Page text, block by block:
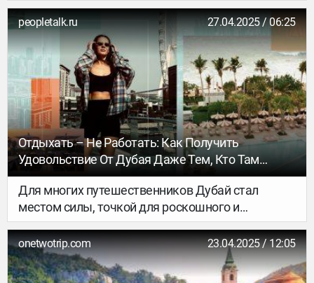
Тунис.
peopletalk.ru 27.04.2025 / 06:25
Отдыхать – Не Работать: Как Получить
Удовольствие От Дубая Даже Тем, Кто Там
Живет
Для многих путешественников Дубай стал
местом силы, точкой для роскошного и
незатейливого отдыха, а для меня – привычным
направлением. Пару лет назад я
визуализировала на карте желаний башню
«Бурдж-Халифа» и теперь летаю в ОАЭ
onetwotrip.com 23.04.2025 / 12:05